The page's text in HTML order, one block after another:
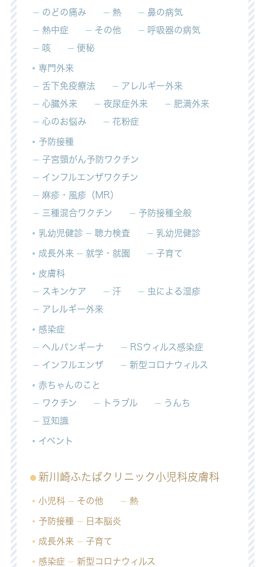
のどの痛み
熱
鼻の病気
熱中症
その他
呼吸器の病気
咳
便秘
専門外来
舌下免疫療法
アレルギー外来
心臓外来
夜尿症外来
肥満外来
心のお悩み
花粉症
予防接種
子宮頸がん予防ワクチン
インフルエンザワクチン
麻疹・風疹（MR）
三種混合ワクチン
予防接種全般
乳幼児健診 聴力検査 乳幼児健診
成長外来 就学・就園 子育て
皮膚科
スキンケア
汗
虫による湿疹
アレルギー外来
感染症
ヘルパンギーナ
RSウィルス感染症
インフルエンザ
新型コロナウィルス
赤ちゃんのこと
ワクチン
トラブル
うんち
豆知識
イベント
新川崎ふたばクリニック小児科皮膚科
小児科 その他 熱
予防接種 日本脳炎
成長外来 子育て
感染症 新型コロナウィルス